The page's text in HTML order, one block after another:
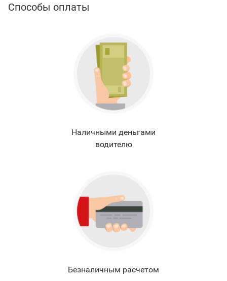
Способы оплаты
Наличными деньгами
водителю
Безналичным расчетом